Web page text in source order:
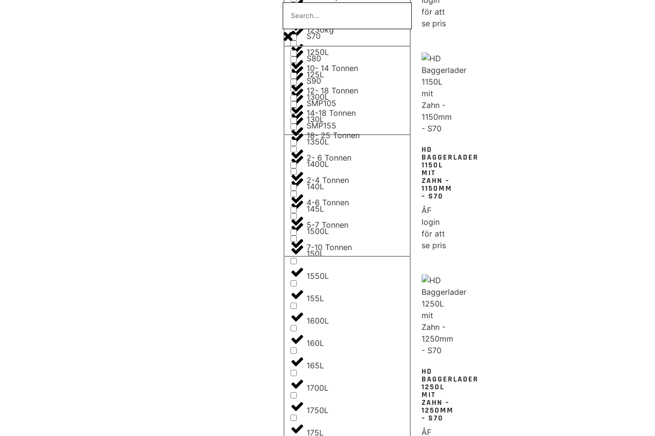
S60
S70
S80
S90
SMP105
SMP155
1230kg
1250L
125L
1300L
130L
1350L
1400L
140L
145L
1500L
150L
1550L
155L
1600L
160L
165L
1700L
1750L
175L
10- 14 Tonnen
12- 18 Tonnen
14-18 Tonnen
18- 25 Tonnen
2- 6 Tonnen
2-4 Tonnen
4-6 Tonnen
5-7 Tonnen
7-10 Tonnen
för att
se pris
HD
BAGGERLADER
1150L
MIT
ZAHN –
1150MM
– S70
ÅF
login
för att
se pris
HD
BAGGERLADER
1250L
MIT
ZAHN –
1250MM
– S70
ÅF